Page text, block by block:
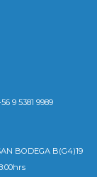
9 5381 9989
BODEGA B(G4)19